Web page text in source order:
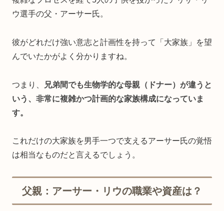
ウ選手の父・アーサー氏。
彼がどれだけ強い意志と計画性を持って「大家族」を望
んでいたかがよく分かりますね。
つまり、
兄弟間でも生物学的な母親（ドナー）が違うと
いう、非常に複雑かつ計画的な家族構成になっていま
す。
これだけの大家族を男手一つで支えるアーサー氏の覚悟
は相当なものだと言えるでしょう。
父親：アーサー・リウの職業や資産は？